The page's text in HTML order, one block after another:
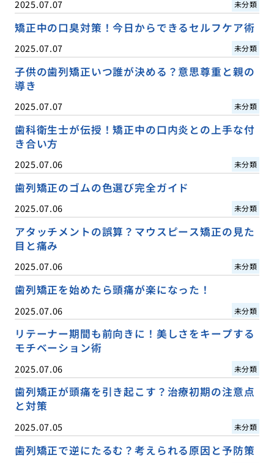
2025.07.07 未分類
矯正中の口臭対策！今日からできるセルフケア術
2025.07.07 未分類
子供の歯列矯正いつ誰が決める？意思尊重と親の
導き
2025.07.07 未分類
歯科衛生士が伝授！矯正中の口内炎との上手な付
き合い方
2025.07.06 未分類
歯列矯正のゴムの色選び完全ガイド
2025.07.06 未分類
アタッチメントの誤算？マウスピース矯正の見た
目と痛み
2025.07.06 未分類
歯列矯正を始めたら頭痛が楽になった！
2025.07.06 未分類
リテーナー期間も前向きに！美しさをキープする
モチベーション術
2025.07.06 未分類
歯列矯正が頭痛を引き起こす？治療初期の注意点
と対策
2025.07.05 未分類
歯列矯正で逆にたるむ？考えられる原因と予防策